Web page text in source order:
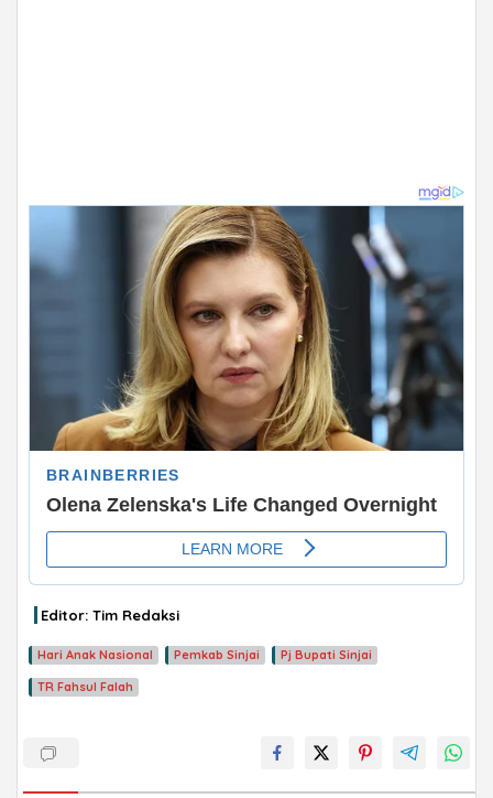
ADVERTISEMENT
Editor: Tim Redaksi
Hari Anak Nasional Pemkab Sinjai Pj Bupati Sinjai
TR Fahsul Falah